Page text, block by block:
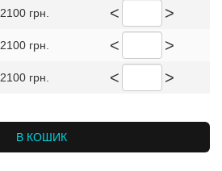
2100 грн. < >
2100 грн. < >
2100 грн. < >
В КОШИК